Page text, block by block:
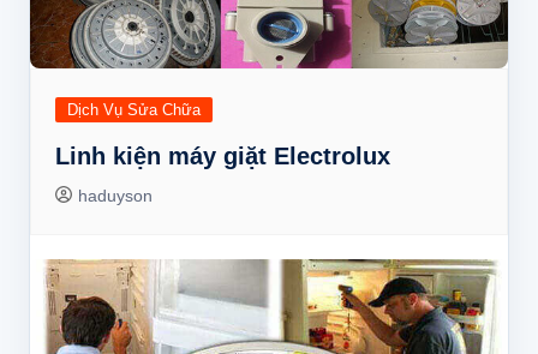
Dịch Vụ Sửa Chữa
Linh kiện máy giặt Electrolux
haduyson